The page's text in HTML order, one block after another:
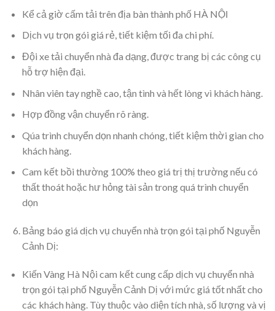
Kể cả giờ cấm tải trên địa bàn thành phố HÀ NỘI
Dịch vụ trọn gói giá rẻ, tiết kiệm tối đa chi phí.
Đội xe tải chuyển nhà đa dạng, được trang bị các công cụ
hỗ trợ hiện đại.
Nhân viên tay nghề cao, tận tình và hết lòng vì khách hàng.
Hợp đồng vận chuyển rõ ràng.
Qúa trình chuyển dọn nhanh chóng, tiết kiệm thời gian cho
khách hàng.
Cam kết bồi thường 100% theo giá trị thị trường nếu có
thất thoát hoặc hư hỏng tài sản trong quá trình chuyển
dọn
Bảng báo giá dịch vụ chuyển nhà trọn gói tại phố Nguyễn
Cảnh Dị:
Kiến Vàng Hà Nội cam kết cung cấp dịch vụ chuyển nhà
trọn gói tại phố Nguyễn Cảnh Dị với mức giá tốt nhất cho
các khách hàng. Tùy thuộc vào diện tích nhà, số lượng và vị